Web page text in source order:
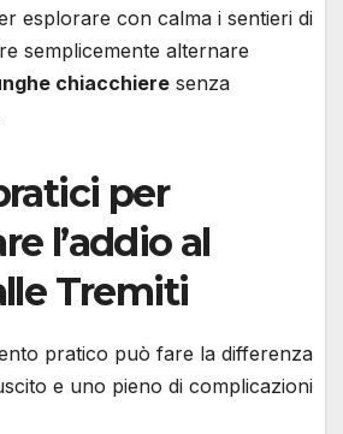
esplorare con calma i sentieri di
semplicemente alternare
chiacchiere senza
per
l’addio al
Tremiti
pratico può fare la differenza
e uno pieno di complicazioni